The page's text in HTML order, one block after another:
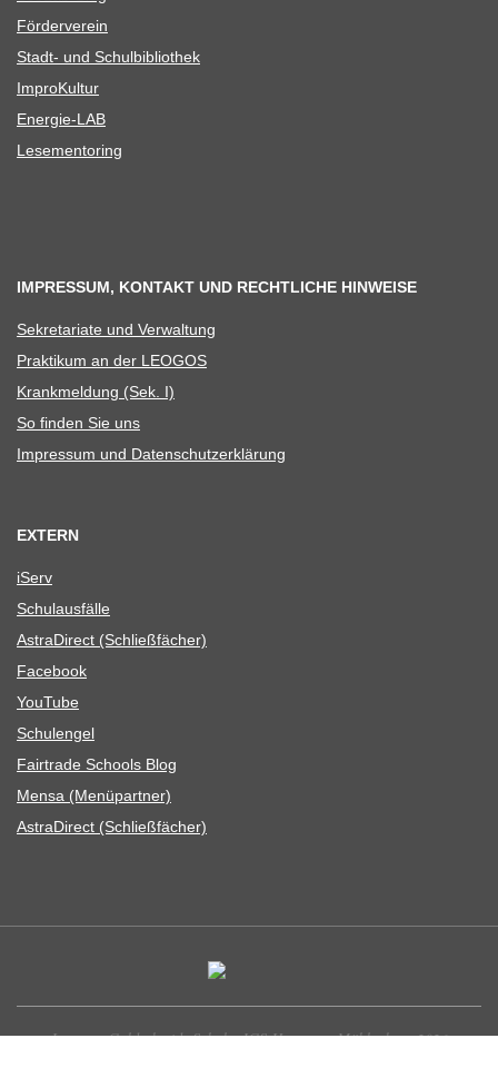
För­der­ver­ein
Stadt- und Schulbibliothek
Impro­Kul­tur
Ener­­gie-LAB
Lese­men­to­ring
IMPRESSUM, KONTAKT UND RECHTLICHE HINWEISE
Sekre­ta­riate und Verwaltung
Prak­ti­kum an der LEOGOS
Krank­mel­dung (Sek. I)
So fin­den Sie uns
Impres­sum und Datenschutzerklärung
EXTERN
iServ
Schul­aus­fälle
Astra­Di­rect (Schließ­fä­cher)
Face­book
You­Tube
Schul­en­gel
Fair­trade Schools Blog
Mensa (Menü­part­ner)
Astra­Di­rect (Schließ­fä­cher)
Leonore-Goldschmidt-Schule, IGS Hannover-Mühlenberg 2026